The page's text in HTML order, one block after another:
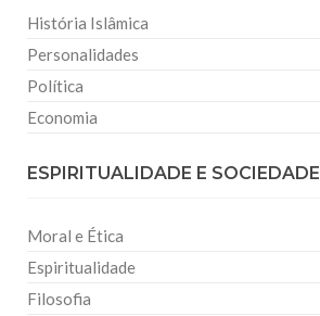
História Islâmica
Personalidades
Política
Economia
ESPIRITUALIDADE E SOCIEDADE
Moral e Ética
Espiritualidade
Filosofia